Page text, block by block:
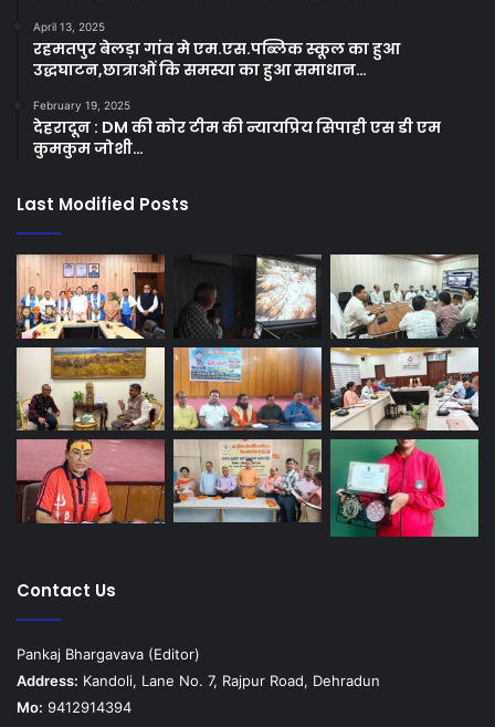
April 13, 2025
रहमतपुर बेलड़ा गांव मे एम.एस.पब्लिक स्कूल का हुआ
उद्धघाटन,छात्राओं कि समस्या का हुआ समाधान…
February 19, 2025
देहरादून : DM की कोर टीम की न्यायप्रिय सिपाही एस डी एम
कुमकुम जोशी…
Last Modified Posts
Contact Us
Pankaj Bhargavava (Editor)
Address: Kandoli, Lane No. 7, Rajpur Road, Dehradun
Mo: 9412914394